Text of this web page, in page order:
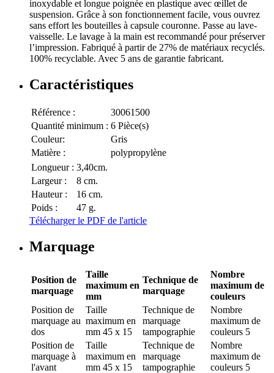
inoxydable et longue poignée en plastique avec œillet de
suspension. Grâce à son fonctionnement facile, vous ouvrez
sans effort les bouteilles à capsule couronne. Passe au lave-
vaisselle. Le lavage à la main est recommandé pour préserver
l’impression. Fabriqué à partir de 27% de matériaux recyclés.
100% recyclable. Avec 5 ans de garantie fabricant.
Caractéristiques
Référence :
30061500
Quantité minimum : 6 Pièce(s)
Couleur:
Gris
Matière :
polypropylène
Longueur : 3,40cm.
Largeur :
8 cm.
Hauteur :
16 cm.
Poids :
47 g.
Télécharger le PDF de l'article
Marquage
Position de
marquage
Taille
maximum en
mm
Technique de
marquage
Nombre
maximum de
couleurs
Position de
marquage au
dos
Taille
maximum en
mm 45 x 15
Technique de
marquage
tampographie
Nombre
maximum de
couleurs 5
Position de
marquage à
l'avant
Taille
maximum en
mm 45 x 15
Technique de
marquage
tampographie
Nombre
maximum de
couleurs 5